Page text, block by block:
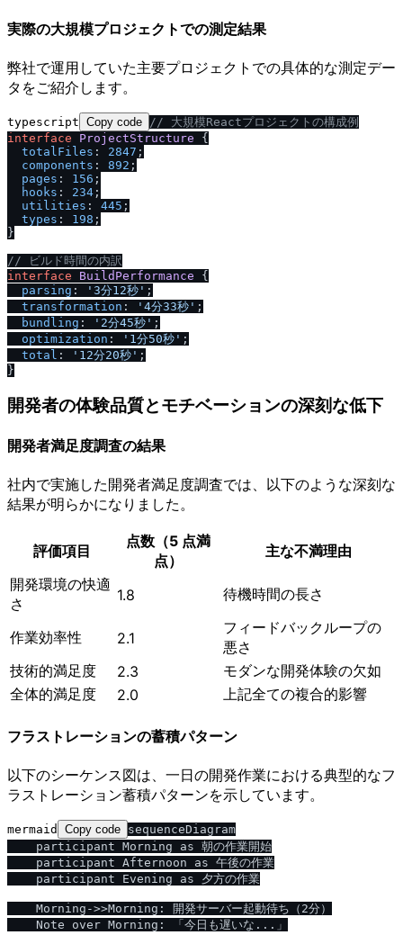
実際の大規模プロジェクトでの測定結果
弊社で運用していた主要プロジェクトでの具体的な測定デー
タをご紹介します。
typescript Copy code // 大規模Reactプロジェクトの構成例
interface
ProjectStructure {
totalFiles : 2847 ;
components : 892 ;
pages : 156 ;
hooks : 234 ;
utilities : 445 ;
types : 198 ;
}
// ビルド時間の内訳
interface
BuildPerformance {
parsing : '3分12秒' ;
transformation : '4分33秒' ;
bundling : '2分45秒' ;
optimization : '1分50秒' ;
total : '12分20秒' ;
開発者の体験品質とモチベーションの深刻な低下
開発者満足度調査の結果
社内で実施した開発者満足度調査では、以下のような深刻な
結果が明らかになりました。
評価項目
点数（5 点満
点）
主な不満理由
開発環境の快適
さ
1.8 待機時間の長さ
作業効率性 2.1
フィードバックループの
悪さ
技術的満足度
2.3
モダンな開発体験の欠如
全体的満足度
2.0 上記全ての複合的影響
フラストレーションの蓄積パターン
以下のシーケンス図は、一日の開発作業における典型的なフ
ラストレーション蓄積パターンを示しています。
mermaid Copy code sequenceDiagram
    participant Morning as 朝の作業開始
    participant Afternoon as 午後の作業
    participant Evening as 夕方の作業
    Morning->>Morning: 開発サーバー起動待ち（2分）
    Note over Morning: 「今日も遅いな...」